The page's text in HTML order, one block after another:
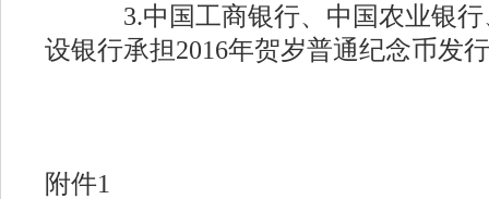
3.中国工商银行、中国农业银行
设银行承担2016年贺岁普通纪念币发
附件1